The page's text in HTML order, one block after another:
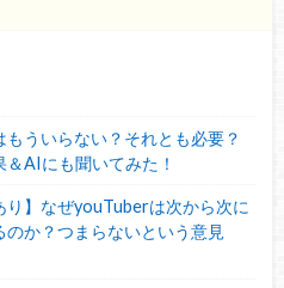
もういらない？それとも必要？
＆AIにも聞いてみた！
り】なぜyouTuberは次から次に
のか？つまらないという意見